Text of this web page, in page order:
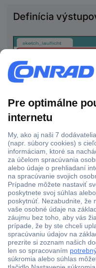
Definícia
Na prvom riadku sa
aktoré fyzické prípojky
použiť.
V našom prípade budú
Nasledujúca časť
ktoré sa označujú ako